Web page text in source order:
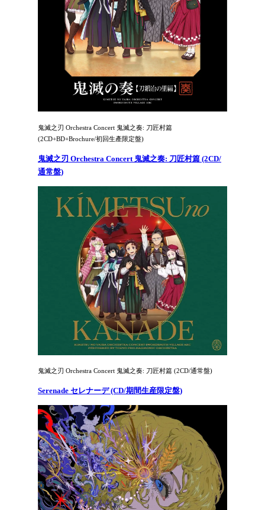
鬼滅之刃 Orchestra Concert 鬼滅之奏: 刀匠村篇
(2CD+BD+Brochure/初回生產限定盤)
鬼滅之刃 Orchestra Concert 鬼滅之奏: 刀匠村篇 (2CD/
通常盤)
鬼滅之刃 Orchestra Concert 鬼滅之奏: 刀匠村篇 (2CD/通常盤)
Serenade セレナーデ (CD/期間生産限定盤)